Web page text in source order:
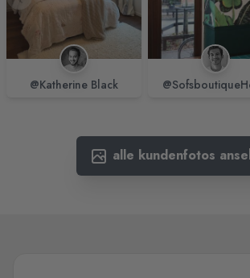
@Katherine Black
alle kundenfotos